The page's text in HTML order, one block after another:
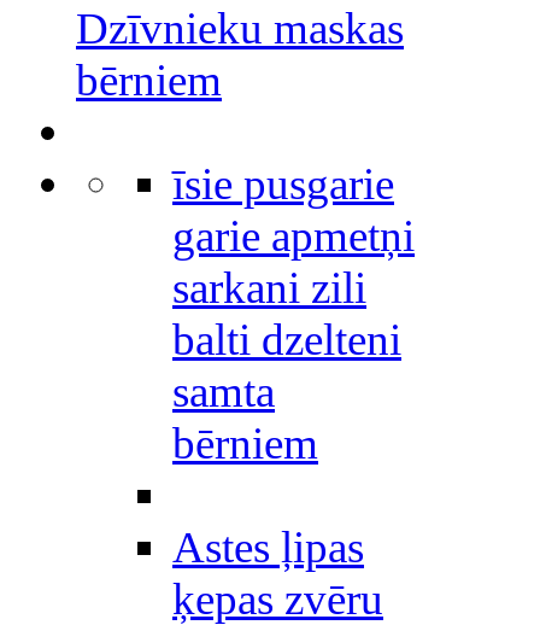
Dzīvnieku maskas
bērniem
īsie pusgarie
garie apmetņi
sarkani zili
balti dzelteni
samta
bērniem
Astes ļipas
ķepas zvēru